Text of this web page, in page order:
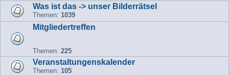
Was ist das -> unser Bilderrätsel
Themen: 1039
Mitgliedertreffen
Themen: 225
Veranstaltungenskalender
Themen: 105